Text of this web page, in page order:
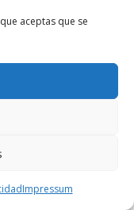
aceptas que se
Impressum